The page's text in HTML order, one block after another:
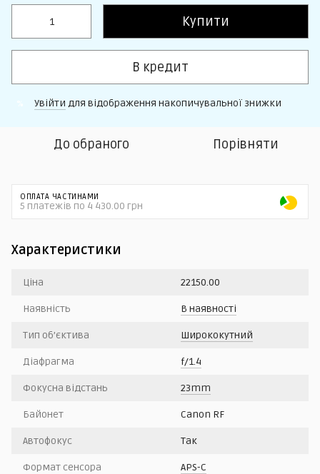
Купити
В кредит
Увійти для відображення накопичувальної знижки
До обраного Порівняти
ОПЛАТА ЧАСТИНАМИ
5 платежів по 4 430.00 грн
Характеристики
Ціна 22150.00
Наявність В наявності
Тип об’єктива Ширококутний
Діафрагма f/1.4
Фокусна відстань 23mm
Байонет Canon RF
Автофокус Так
Формат сенсора APS-C